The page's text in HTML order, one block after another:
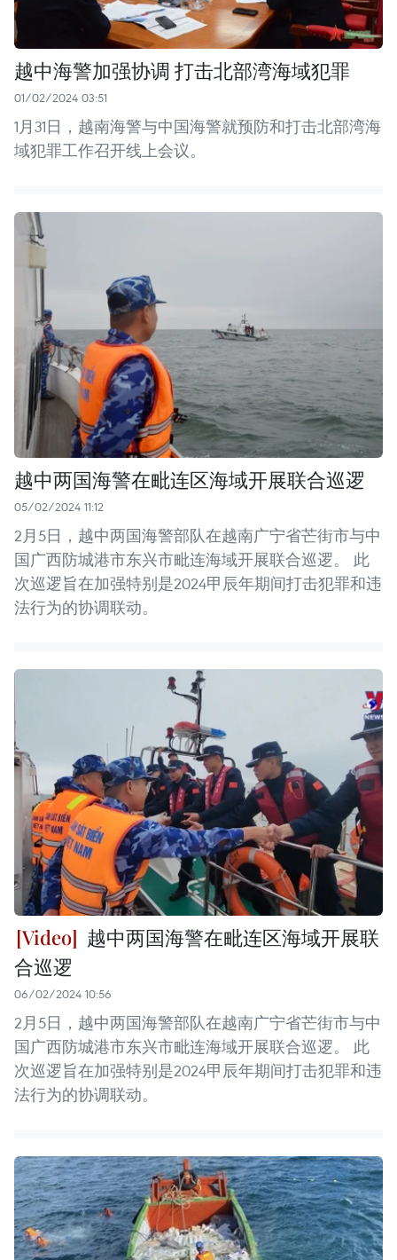
越中海警加强协调 打击北部湾海域犯罪
01/02/2024 03:51
1月31日，越南海警与中国海警就预防和打击北部湾海
域犯罪工作召开线上会议。
越中两国海警在毗连区海域开展联合巡逻
05/02/2024 11:12
2月5日，越中两国海警部队在越南广宁省芒街市与中
国广西防城港市东兴市毗连海域开展联合巡逻。 此
次巡逻旨在加强特别是2024甲辰年期间打击犯罪和违
法行为的协调联动。
​ 越中两国海警在毗连区海域开展联
合巡逻
06/02/2024 10:56
2月5日，越中两国海警部队在越南广宁省芒街市与中
国广西防城港市东兴市毗连海域开展联合巡逻。 此
次巡逻旨在加强特别是2024甲辰年期间打击犯罪和违
法行为的协调联动。